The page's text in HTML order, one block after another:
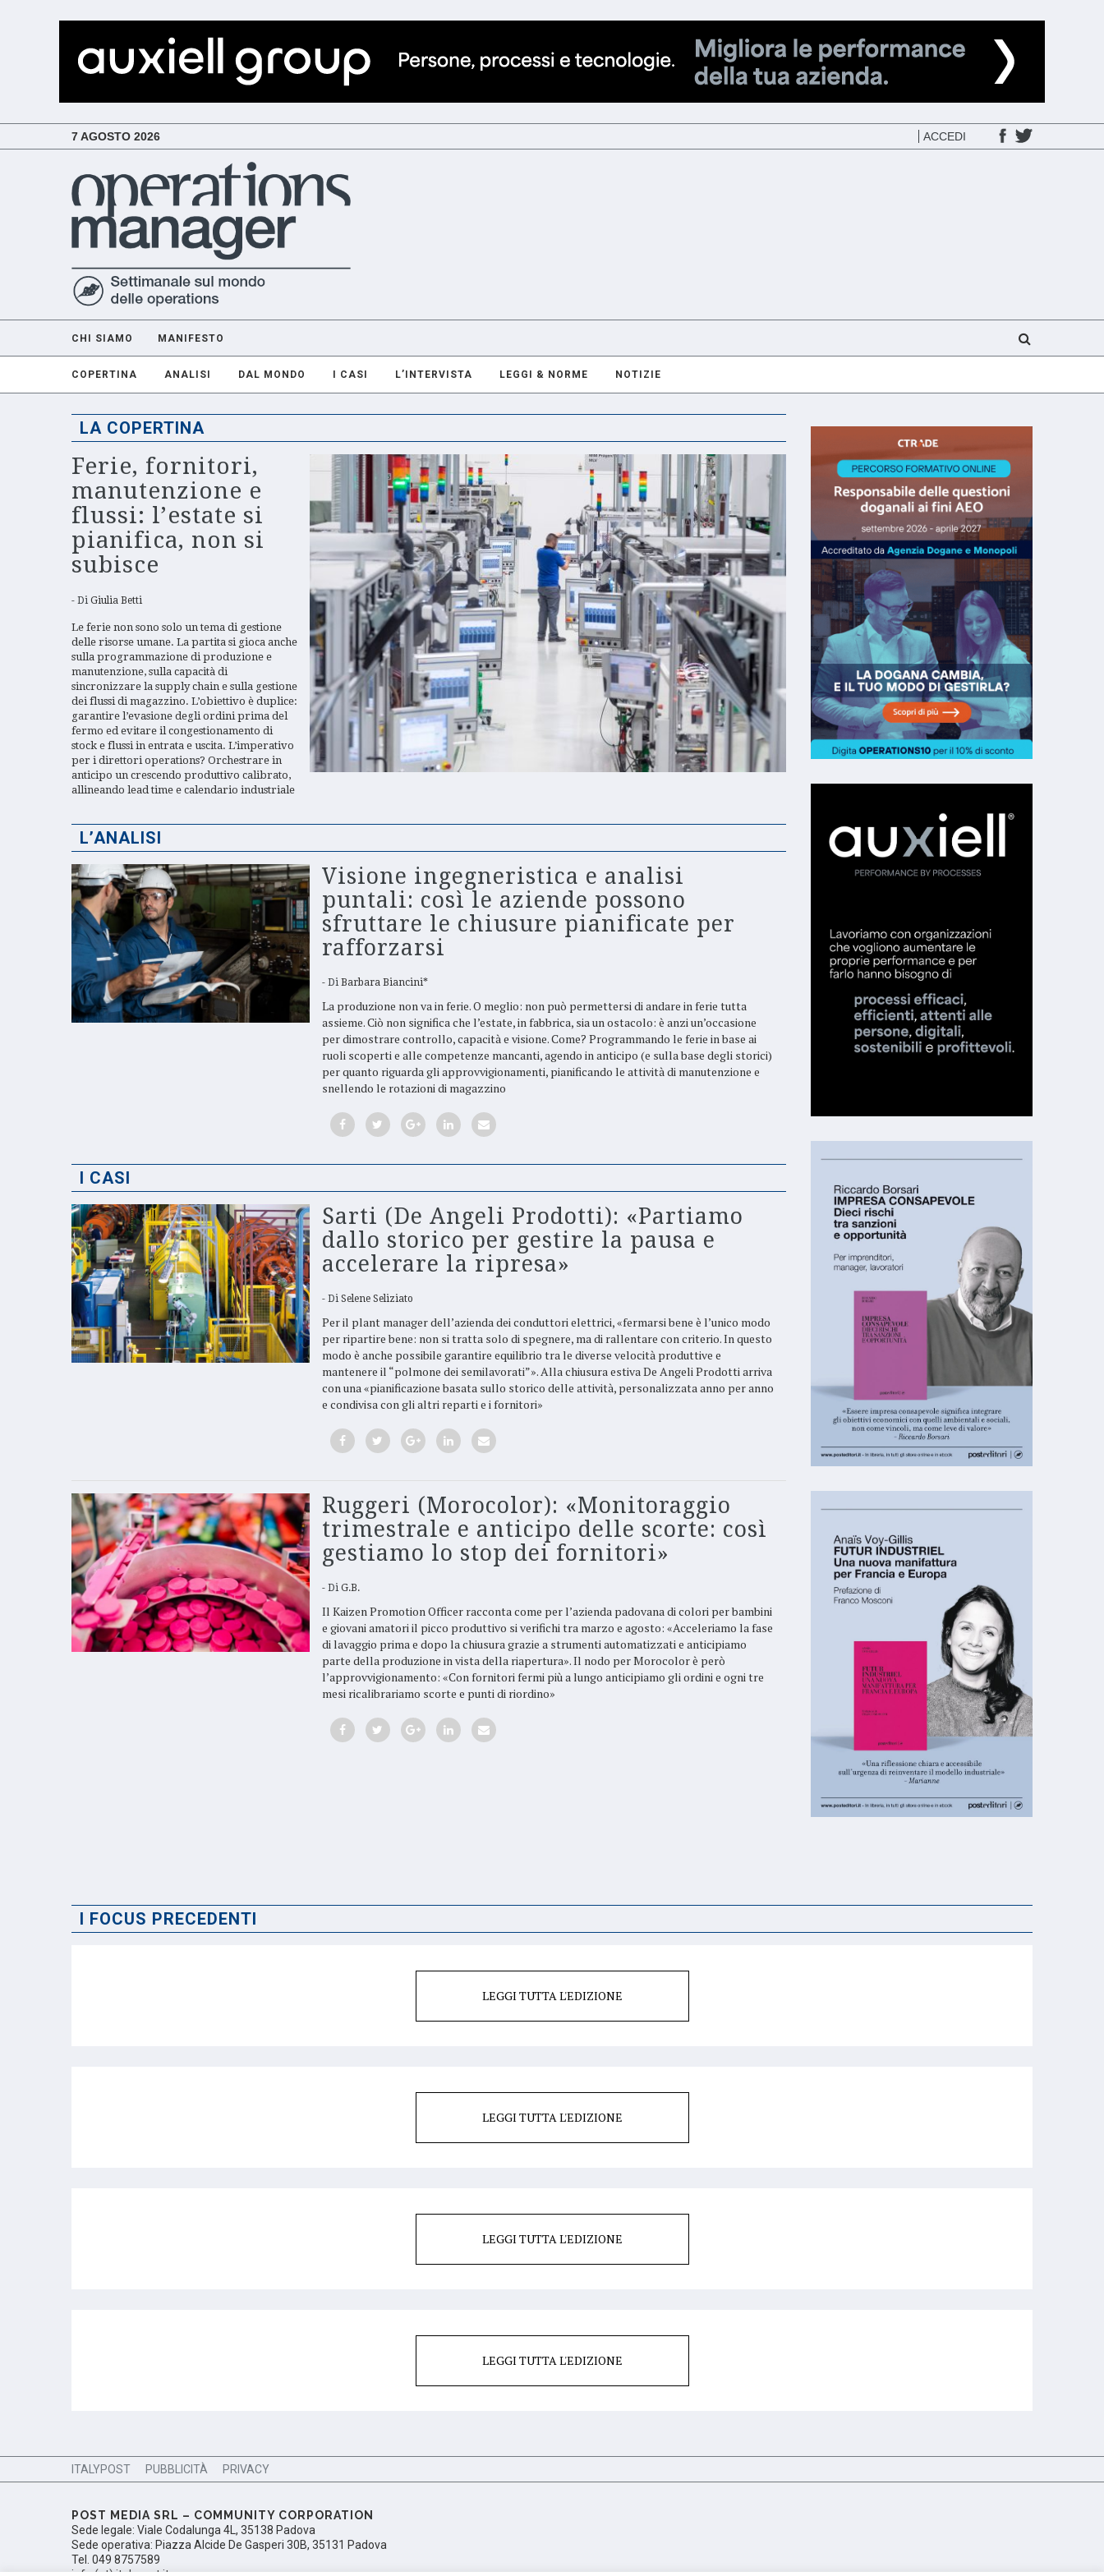
7 AGOSTO 2026 ACCEDI
CHI SIAMO MANIFESTO
COPERTINA ANALISI DAL MONDO I CASI L’INTERVISTA LEGGI & NORME NOTIZIE
LA COPERTINA
Ferie, fornitori,
manutenzione e
flussi: l’estate si
pianifica, non si
subisce
Di Giulia Betti
Le ferie non sono solo un tema di gestione
delle risorse umane. La partita si gioca anche
sulla programmazione di produzione e
manutenzione, sulla capacità di
sincronizzare la supply chain e sulla gestione
dei flussi di magazzino. L’obiettivo è duplice:
garantire l’evasione degli ordini prima del
fermo ed evitare il congestionamento di
stock e flussi in entrata e uscita. L’imperativo
per i direttori operations? Orchestrare in
anticipo un crescendo produttivo calibrato,
allineando lead time e calendario industriale
L’ANALISI
Visione ingegneristica e analisi
puntali: così le aziende possono
sfruttare le chiusure pianificate per
rafforzarsi
Di Barbara Biancini*
La produzione non va in ferie. O meglio: non può permettersi di andare in ferie tutta
assieme. Ciò non significa che l’estate, in fabbrica, sia un ostacolo: è anzi un’occasione
per dimostrare controllo, capacità e visione. Come? Programmando le ferie in base ai
ruoli scoperti e alle competenze mancanti, agendo in anticipo (e sulla base degli storici)
per quanto riguarda gli approvvigionamenti, pianificando le attività di manutenzione e
snellendo le rotazioni di magazzino
I CASI
Sarti (De Angeli Prodotti): «Partiamo
dallo storico per gestire la pausa e
accelerare la ripresa»
Di Selene Seliziato
Per il plant manager dell’azienda dei conduttori elettrici, «fermarsi bene è l’unico modo
per ripartire bene: non si tratta solo di spegnere, ma di rallentare con criterio. In questo
modo è anche possibile garantire equilibrio tra le diverse velocità produttive e
mantenere il “polmone dei semilavorati”». Alla chiusura estiva De Angeli Prodotti arriva
con una «pianificazione basata sullo storico delle attività, personalizzata anno per anno
e condivisa con gli altri reparti e i fornitori»
Ruggeri (Morocolor): «Monitoraggio
trimestrale e anticipo delle scorte: così
gestiamo lo stop dei fornitori»
Di G.B.
Il Kaizen Promotion Officer racconta come per l’azienda padovana di colori per bambini
e giovani amatori il picco produttivo si verifichi tra marzo e agosto: «Acceleriamo la fase
di lavaggio prima e dopo la chiusura grazie a strumenti automatizzati e anticipiamo
parte della produzione in vista della riapertura». Il nodo per Morocolor è però
l’approvvigionamento: «Con fornitori fermi più a lungo anticipiamo gli ordini e ogni tre
mesi ricalibrariamo scorte e punti di riordino»
I FOCUS PRECEDENTI
LEGGI TUTTA L'EDIZIONE
LEGGI TUTTA L'EDIZIONE
LEGGI TUTTA L'EDIZIONE
LEGGI TUTTA L'EDIZIONE
ITALYPOST PUBBLICITÀ PRIVACY
POST MEDIA SRL – COMMUNITY CORPORATION
Sede legale: Viale Codalunga 4L, 35138 Padova
Sede operativa: Piazza Alcide De Gasperi 30B, 35131 Padova
Tel. 049 8757589